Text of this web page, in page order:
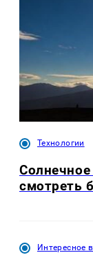
Технологии
Солнечное
смотреть
Интересное